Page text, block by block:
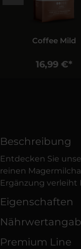
Coffee Mild
16,99 €*
Beschreibung
Entdecken Sie
reinen
Ergänzung verleiht
Eigenschaften
Premium Line